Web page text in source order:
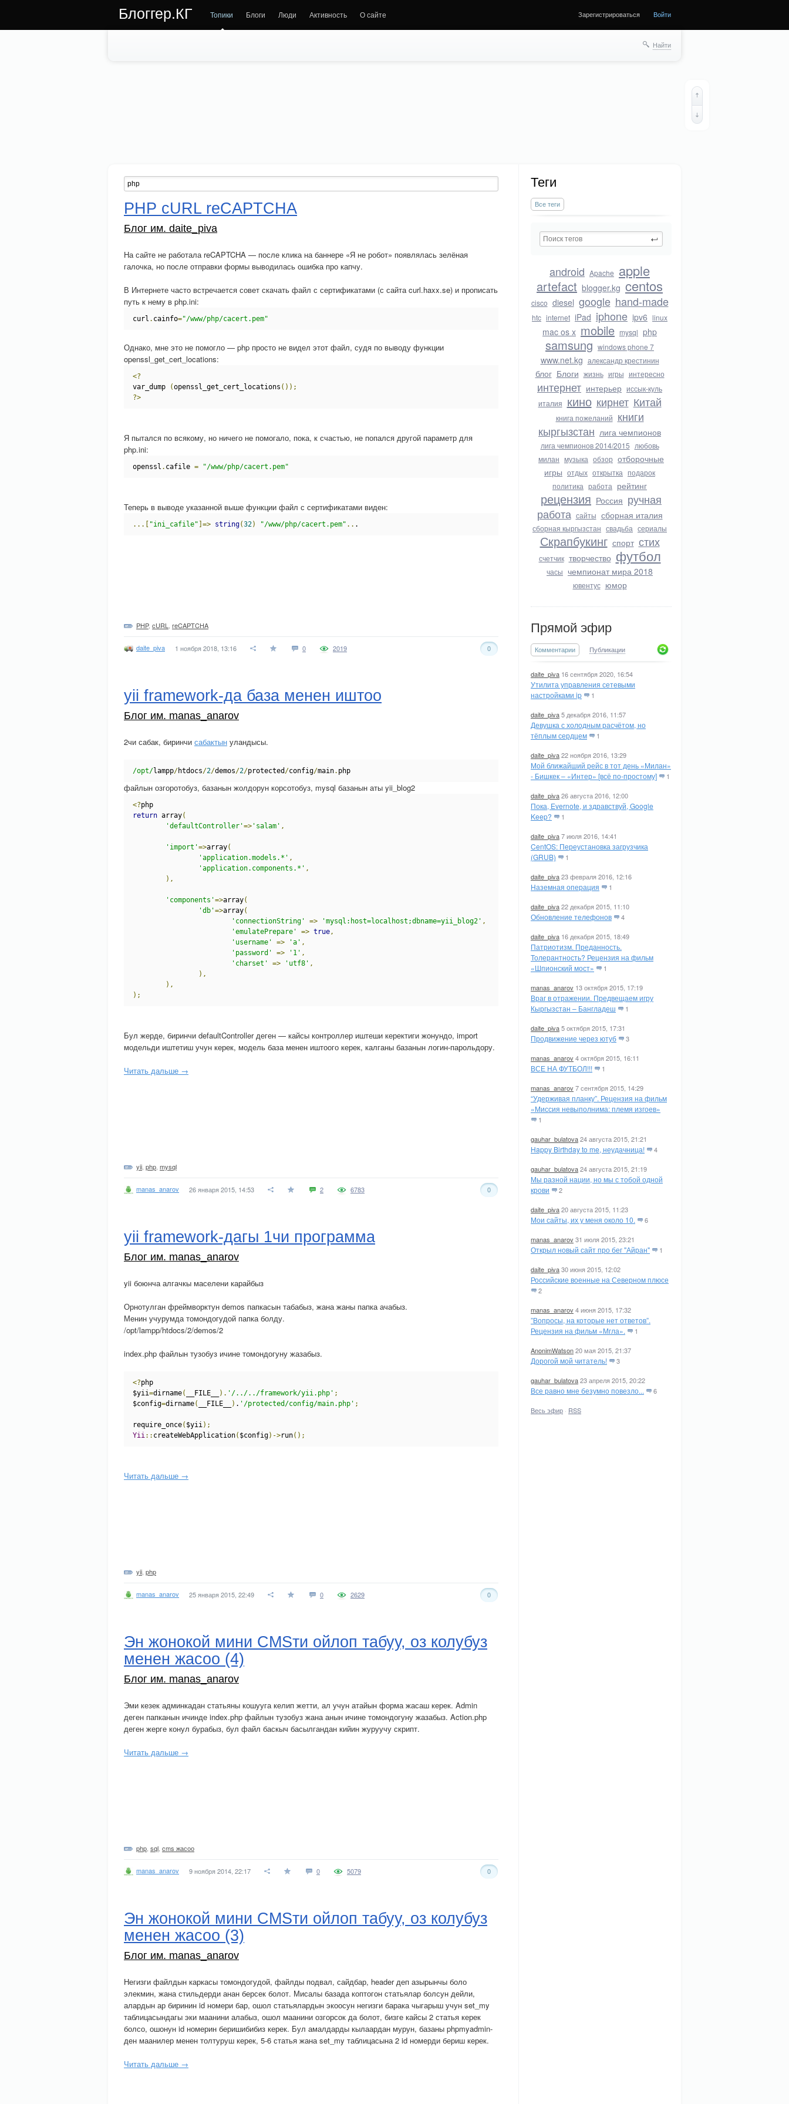
Блоггер.КГ Топики Блоги Люди Активность О сайте Зарегистрироваться Войти
Найти
Теги
Все теги
android Apache apple
artefact blogger.kg centos
cisco diesel google hand-made
htc internet iPad iphone ipv6 linux
mac os x mobile mysql php
samsung windows phone 7
www.net.kg александр крестинин
блог Блоги жизнь игры интересно
интернет интерьер иссык-куль
италия кино кирнет Китай
книга пожеланий книги
кыргызстан лига чемпионов
лига чемпионов 2014/2015 любовь
милан музыка обзор отборочные
игры отдых открытка подарок
политика работа рейтинг
рецензия Россия ручная
работа сайты сборная италия
сборная кыргызстан свадьба сериалы
Скрапбукинг спорт стих
счетчик творчество футбол
часы чемпионат мира 2018
ювентус юмор
Прямой эфир
Комментарии Публикации
daite_piva 16 сентября 2020, 16:54
Утилита управления сетевыми
настройками ip
1
daite_piva5 декабря 2016, 11:57
Девушка с холодным расчётом, но
тёплым сердцем
1
daite_piva22 ноября 2016, 13:29
Мой ближайший рейс в тот день «Милан»
- Бишкек – «Интер» [всё по-простому]
1
daite_piva26 августа 2016, 12:00
Пока, Evernote, и здравствуй, Google
Keep?
1
daite_piva7 июля 2016, 14:41
CentOS: Переустановка загрузчика
(GRUB)
1
daite_piva23 февраля 2016, 12:16
Наземная операция 1
daite_piva22 декабря 2015, 11:10
Обновление телефонов 4
daite_piva 16 декабря 2015, 18:49
Патриотизм. Преданность.
Толерантность? Рецензия на фильм
«Шпионский мост»
1
manas_anarov 13 октября 2015, 17:19
Враг в отражении. Предвещаем игру
Кыргызстан – Бангладеш
1
daite_piva5 октября 2015, 17:31
Продвижение через ютуб 3
manas_anarov4 октября 2015, 16:11
ВСЕ НА ФУТБОЛ!!! 1
manas_anarov7 сентября 2015, 14:29
“Удерживая планку”. Рецензия на фильм
«Миссия невыполнима: племя изгоев»
1
gauhar_bulatova24 августа 2015, 21:21
Happy Birthday to me, неудачница! 4
gauhar_bulatova24 августа 2015, 21:19
Мы разной нации, но мы с тобой одной
крови
2
daite_piva20 августа 2015, 11:23
Мои сайты, их у меня около 10. 6
manas_anarov31 июля 2015, 23:21
Открыл новый сайт про бег "Айран" 1
daite_piva30 июня 2015, 12:02
Российские военные на Северном плюсе
2
manas_anarov4 июня 2015, 17:32
”Вопросы, на которые нет ответов”.
Рецензия на фильм «Мгла».
1
AnonimWatson20 мая 2015, 21:37
Дорогой мой читатель! 3
gauhar_bulatova23 апреля 2015, 20:22
Все равно мне безумно повезло... 6
Весь эфир · RSS
PHP cURL reCAPTCHA
Блог им. daite_piva
На сайте не работала reCAPTCHA — после клика на баннере «Я не робот» появлялась зелёная
галочка, но после отправки формы выводилась ошибка про капчу.
В Интернете часто встречается совет скачать файл с сертификатами (с сайта curl.haxx.se) и прописать
путь к нему в php.ini:
curl . cainfo="/www/php/cacert.pem"
Однако, мне это не помогло — php просто не видел этот файл, судя по выводу функции
openssl_get_cert_locations:
<?
var_dump
(openssl_get_cert_locations ());
?>
Я пытался по всякому, но ничего не помогало, пока, к счастью, не попался другой параметр для
php.ini:
openssl . cafile = "/www/php/cacert.pem"
Теперь в выводе указанной выше функции файл с сертификатами виден:
...[ "ini_cafile" ]=> string(32) "/www/php/cacert.pem" .. .
PHP, cURL reCAPTCHA
daite_piva 1 ноября 2018, 13:16 0 0
2019
yii framework-да база менен иштоо
Блог им. manas_anarov
2чи сабак, биринчи сабактын уландысы.
/opt/lampp/htdocs/2/demos/2/protected /config/main. php
файлын озгоротобуз, базанын жолдорун корсотобуз, mysql базанын аты yii_blog2
<?php
return array(
'defaultController'=> 'salam' ,
'import'=>array(
'application.models.*' ,
'application.components.*' ,
),
'components'=>array(
'db'=>array(
'connectionString'
=> 'mysql:host=localhost;dbname=yii_blog2' ,
'emulatePrepare'
=> true,
'username'
=> 'a' ,
'password'
=> '1' ,
'charset'
=> 'utf8' ,
),
),
);
Бул жерде, биринчи defaultController деген — кайсы контроллер иштеши керектиги жонундо, import
модельди иштетиш учун керек, модель база менен иштоого керек, калганы базанын логин-парольдору.
Читать дальше →
yii php mysql
manas_anarov 26 января 2015, 14:53 2 0
6783
yii framework-дагы 1чи программа
Блог им. manas_anarov
yii боюнча алгачкы маселени карайбыз
Орнотулган фреймворктун demos папкасын табабыз, жана жаны папка ачабыз.
Менин учурумда томондогудой папка болду.
/opt/lampp/htdocs/2/demos/2
index.php файлын тузобуз ичине томондогуну жазабыз.
<?php
$yii=dirname( __FILE__ ). '/../../framework/yii.php' ;
$config=dirname( __FILE__ ) . '/protected/config/main.php' ;
require_once( $yii);
Yii:: createWebApplication( $config)->run();
Читать дальше →
yii php
manas_anarov 25 января 2015, 22:49 0 0
2629
Эн жонокой мини CMSти ойлоп табуу, оз колубуз
менен жасоо (4)
Блог им. manas_anarov
Эми кезек админкадан статьяны кошууга келип жетти, ал учун атайын форма жасаш керек. Admin
деген папканын ичинде index.php файлын тузобуз жана анын ичине томондогуну жазабыз. Action.php
деген жерге конул бурабыз, бул файл баскыч басылгандан кийин журуучу скрипт.
Читать дальше →
php sql cms жасоо
manas_anarov 9 ноября 2014, 22:17 0 0
5079
Эн жонокой мини CMSти ойлоп табуу, оз колубуз
менен жасоо (3)
Блог им. manas_anarov
Негизги файлдын каркасы томондогудой, файлды подвал, сайдбар, header деп азырынчы боло
элекмин, жана стильдерди анан берсек болот. Мисалы базада коптогон статьялар болсун дейли,
алардын ар биринин id номери бар, ошол статьялардын экоосун негизги барака чыгарыш учун set_my
таблицасындагы эки маанини алабыз, ошол маанини озгорсок да болот, бизге кайсы 2 статья керек
болсо, ошонун id номерин беришибибиз керек. Бул амалдарды кылаардан мурун, базаны phpmyadmin-
ден маанилер менен толтуруш керек, 5-6 статья жана set_my таблицасына 2 id номерди бериш керек.
Читать дальше →